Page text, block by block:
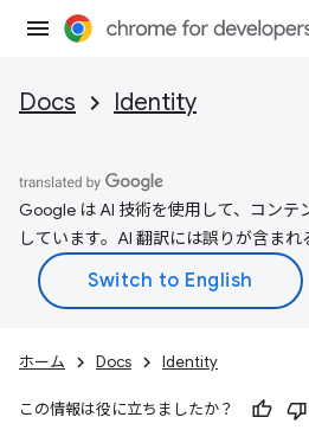
Docs Identity
Google は AI 技術を使用して、コンテ
しています。AI 翻訳には誤りが含まれ
ホーム Docs Identity
この情報は役に立ちましたか？